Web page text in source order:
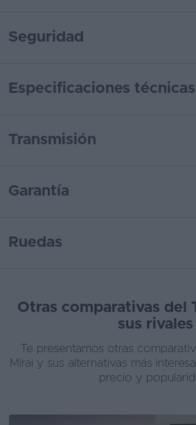
Seguridad
Especificaciones técnicas
Transmisión
Garantía
Ruedas
Otras comparativas del
sus rivales
Te presentamos otras
Mirai y sus alternativas más
precio y